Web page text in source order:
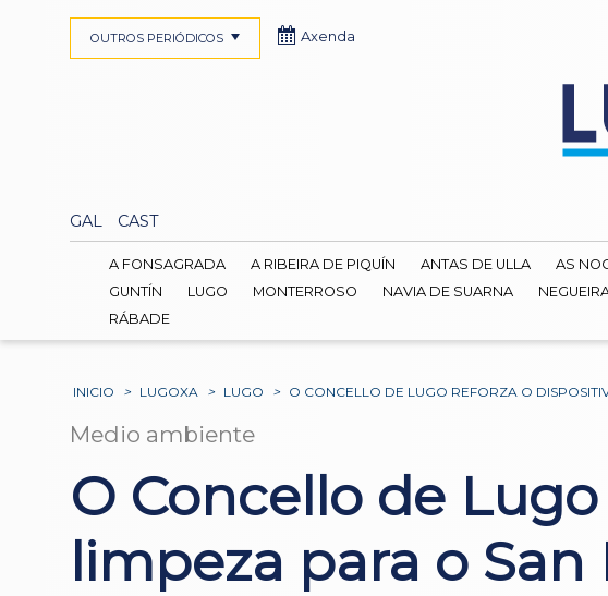
GAL CAST
OUTROS PERIÓDICOS Axenda
A FONSAGRADA A RIBEIRA DE PIQUÍN ANTAS DE ULLA AS
GUNTÍN
LUGO MONTERROSO NAVIA DE SUARNA
RÁBADE
INICIO > LUGOXA > LUGO > O CONCELLO DE LUGO REFORZA O
Medio ambiente
O Concello de
limpeza para o San